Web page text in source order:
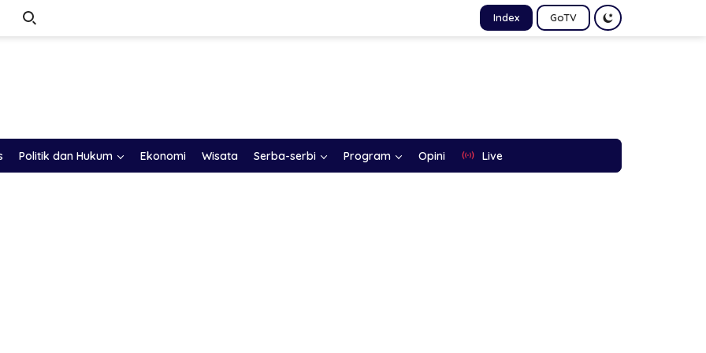
Index GoTV
Politik dan Hukum Ekonomi Wisata Serba-serbi Program Opini Live